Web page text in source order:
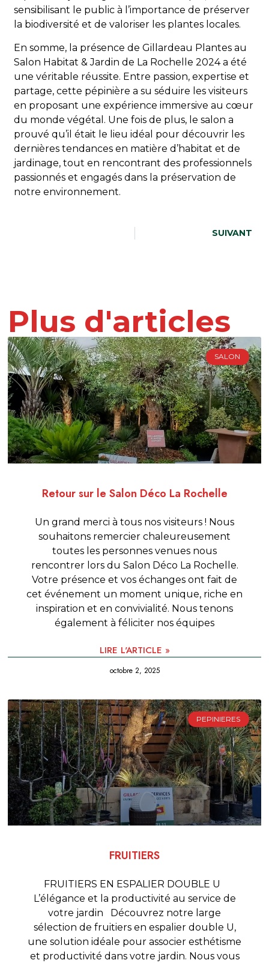
sensibilisant le public à l’importance de préserver
la biodiversité et de valoriser les plantes locales.
En somme, la présence de Gillardeau Plantes au
Salon Habitat & Jardin de La Rochelle 2024 a été
une véritable réussite. Entre passion, expertise et
partage, cette pépinière a su séduire les visiteurs
en proposant une expérience immersive au cœur
du monde végétal. Une fois de plus, le salon a
prouvé qu’il était le lieu idéal pour découvrir les
dernières tendances en matière d’habitat et de
jardinage, tout en rencontrant des professionnels
passionnés et engagés dans la préservation de
notre environnement.
SUIVANT
Plus d'articles
SALON
Retour sur le Salon Déco La Rochelle
Un grand merci à tous nos visiteurs ! Nous
souhaitons remercier chaleureusement
toutes les personnes venues nous
rencontrer lors du Salon Déco La Rochelle.
Votre présence et vos échanges ont fait de
cet événement un moment unique, riche en
inspiration et en convivialité. Nous tenons
également à féliciter nos équipes
LIRE L'ARTICLE »
octobre 2, 2025
PEPINIERES
FRUITIERS
FRUITIERS EN ESPALIER DOUBLE U
L’élégance et la productivité au service de
votre jardin Découvrez notre large
sélection de fruitiers en espalier double U,
une solution idéale pour associer esthétisme
et productivité dans votre jardin. Nous vous